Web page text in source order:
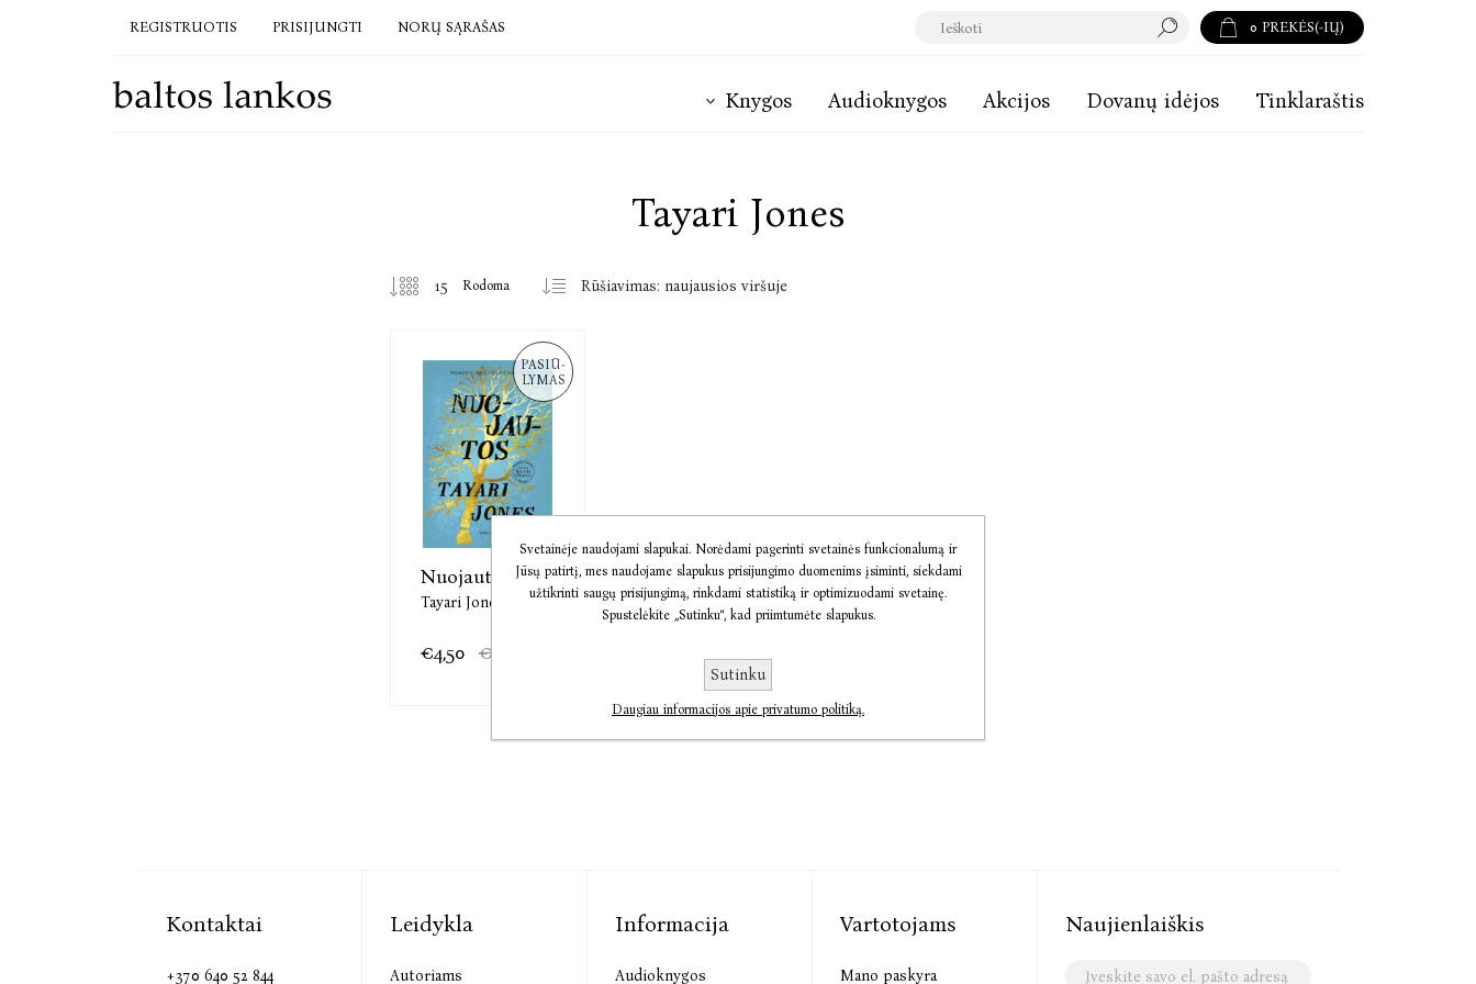
REGISTRUOTIS PRISIJUNGTI NORŲ SĄRAŠAS 0 PREKĖS(-IŲ)
Knygos Audioknygos Akcijos Dovanų idėjos Tinklaraštis
Tayari Jones
Rodoma
PASIŪ-
LYMAS
Nuojautos
Tayari Jones
€4,50 €10,78
Kontaktai
+370 640 52 844
Leidykla
Autoriams
Informacija
Audioknygos
Vartotojams
Mano paskyra
Naujienlaiškis
Svetainėje naudojami slapukai. Norėdami pagerinti svetainės funkcionalumą ir
Jūsų patirtį, mes naudojame slapukus prisijungimo duomenims įsiminti, siekdami
užtikrinti saugų prisijungimą, rinkdami statistiką ir optimizuodami svetainę.
Spustelėkite „Sutinku“, kad priimtumėte slapukus.
Sutinku
Daugiau informacijos apie privatumo politiką.